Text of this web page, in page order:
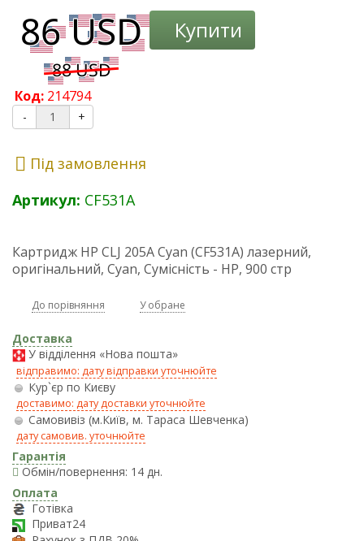
Купити
Код: 214794
- +
Під замовлення
Артикул: CF531A
Картридж HP CLJ 205A Cyan (CF531A) лазерний,
оригінальний, Cyan, Сумісність - HP, 900 стр
До порівняння У обране
Доставка
У відділення «Нова пошта»
відправимо: дату відправки уточнюйте
Кур`єр по Києву
доставимо: дату доставки уточнюйте
Самовивіз (м.Київ, м. Тараса Шевченка)
дату самовив. уточнюйте
Гарантія
Обмін/повернення: 14 дн.
Оплата
Готівка
Приват24